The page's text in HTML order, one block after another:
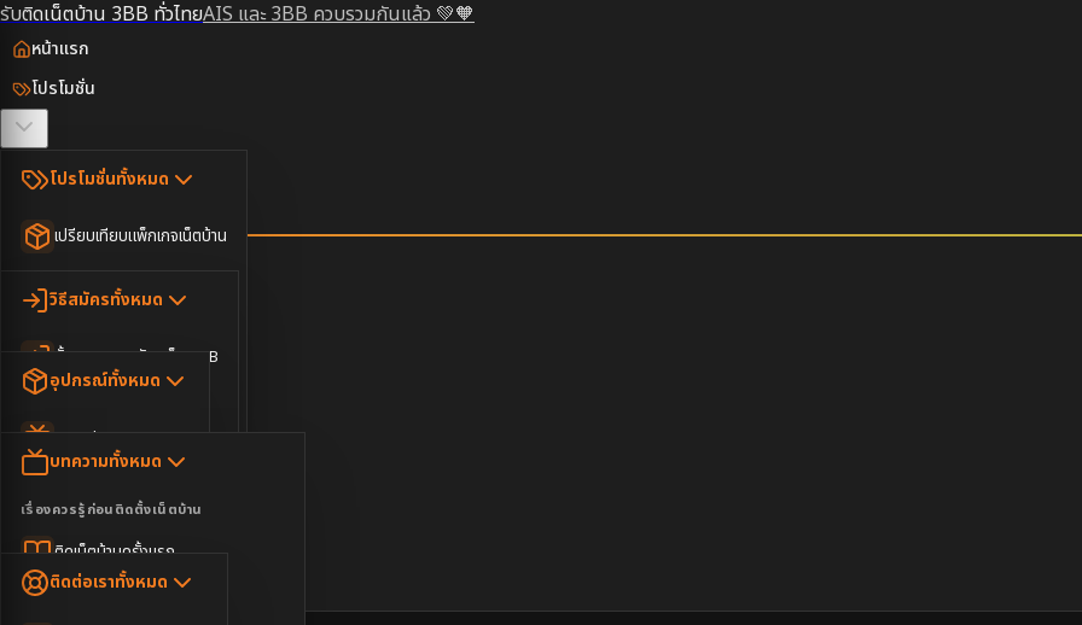
รับติดเน็ตบ้าน 3BB ทั่วไทยAIS และ 3BB ควบรวมกันแล้ว 💚🧡
หน้าแรก
โปรโมชั่น
โปรโมชั่นทั้งหมด
เปรียบเทียบแพ็กเกจเน็ตบ้าน
เน็ตบ้าน Super Fast
เน็ตบ้าน 2Gbps
เน็ตบ้านพร้อมกล่องทีวี
เน็ตบ้าน + Netflix
ตรวจสอบพื้นที่
วิธีสมัครทั้งหมด
ขั้นตอนการสมัครเน็ต 3BB
อุปกรณ์
อุปกรณ์ทั้งหมด
AIS Play Box
Dongle เน็ตสำรอง
บทความ
บทความทั้งหมด
เรื่องควรรู้ก่อนติดตั้งเน็ตบ้าน
ติดเน็ตบ้านครั้งแรก
ข่าวสาร
ติดต่อเราทั้งหมด
🇹🇭🇬🇧